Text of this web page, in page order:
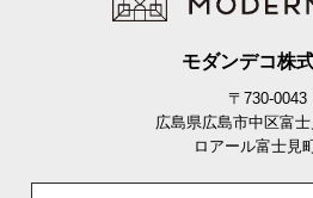
モダンデコ株
〒730-0043
広島県広島市中区富
ロアール富士見